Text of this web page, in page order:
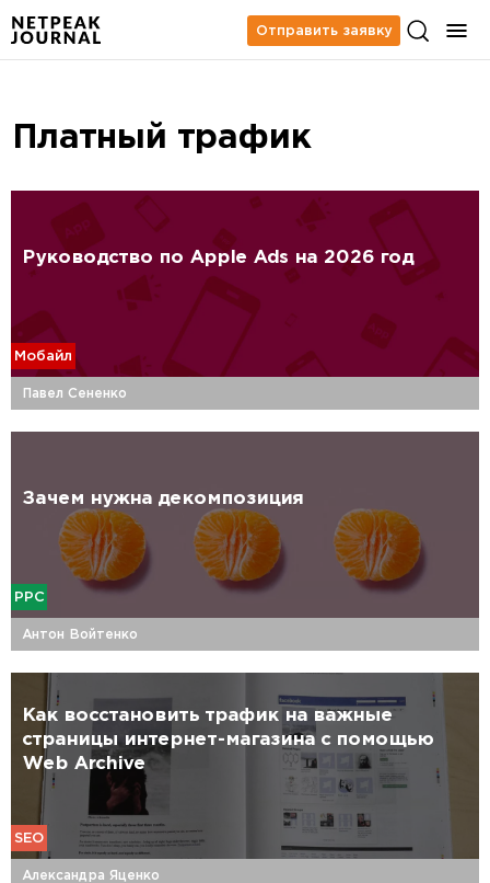
Отправить заявку
Платный трафик
Руководство по Apple Ads на 2026 год
Мобайл
Павел Сененко
Зачем нужна декомпозиция
PPC
Антон Войтенко
Как восстановить трафик на важные
страницы интернет-магазина с помощью
Web Archive
SEO
Александра Яценко